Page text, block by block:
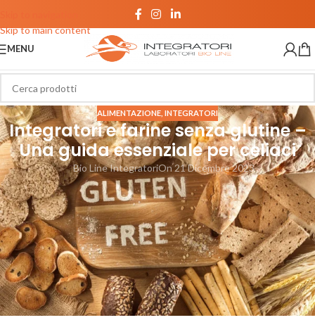
Skip to main content
MENU
ALIMENTAZIONE INTEGRATORI
Integratori e farine senza glutine –
Una guida essenziale per celiaci
Bio Line IntegratoriOn 21 Dicembre 2023
Negli ultimi anni, per fortuna delle persone celiache, abbiamo visto
moltiplicarsi i prodotti che riportano la dicitura senza glutine, anche tra
gli integratori alimentari.
La celiachia, una condizione autoimmune in cui il glutine causa danni
all’intestino tenue, richiede una dieta rigorosamente priva di glutine.
Fortunatamente, oggi il mercato offre ora una varietà di integratori
adatti a soddisfare le esigenze nutrizionali di chi è affetto da questa
condizione.